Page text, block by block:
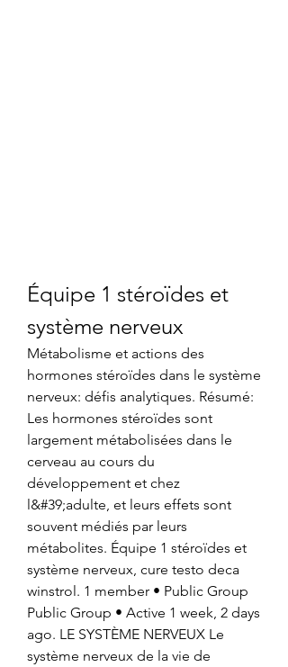
Équipe 1 stéroïdes et
système nerveux
Métabolisme et actions des
hormones stéroïdes dans le système
nerveux: défis analytiques. Résumé:
Les hormones stéroïdes sont
largement métabolisées dans le
cerveau au cours du
développement et chez
l&#39;adulte, et leurs effets sont
souvent médiés par leurs
métabolites. Équipe 1 stéroïdes et
système nerveux, cure testo deca
winstrol. 1 member • Public Group
Public Group • Active 1 week, 2 days
ago. LE SYSTÈME NERVEUX Le
système nerveux de la vie de